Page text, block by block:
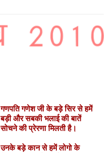
गणपति गणेश जी के बड़े सिर से हमें
बड़ी और सबकी भलाई की बातें
सोचने की प्रेरणा मिलती है।
उनके बड़े कान से हमें लोगो के